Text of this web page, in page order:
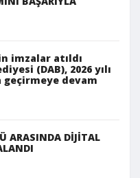
imzalar atıldı
(DAB), 2026 yılı
devam
ARASINDA DİJİTAL